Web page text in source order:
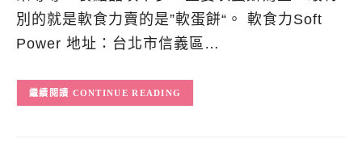
別的就是軟食力賣的是”軟蛋餅“。 軟食力Soft
Power 地址：台北市信義區…
CONTINUE READING